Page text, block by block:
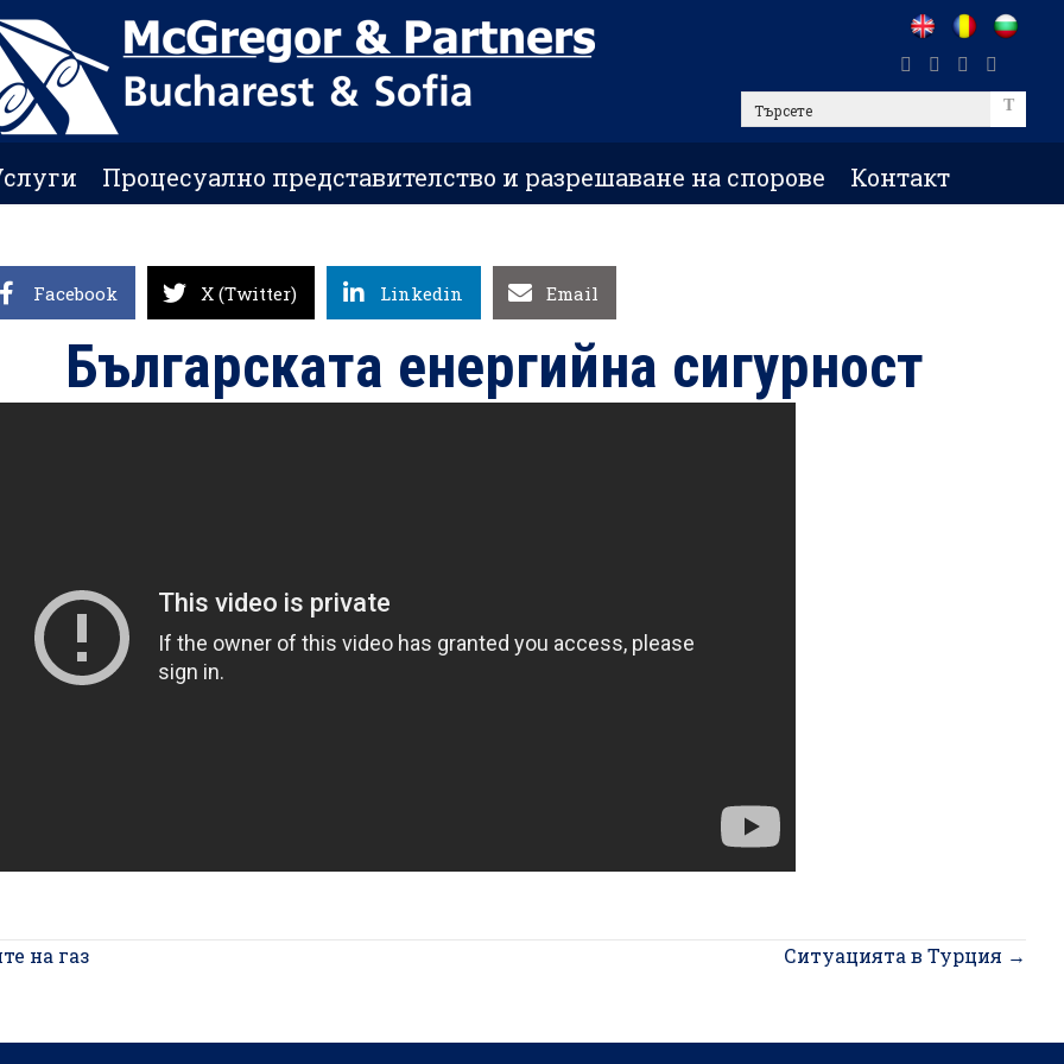
Търсете
Процесуално представителство и разрешаване на спорове Контакт
Facebook X (Twitter) Linkedin Email
Българската енергийна сигурност
на газ Ситуацията в Турция →